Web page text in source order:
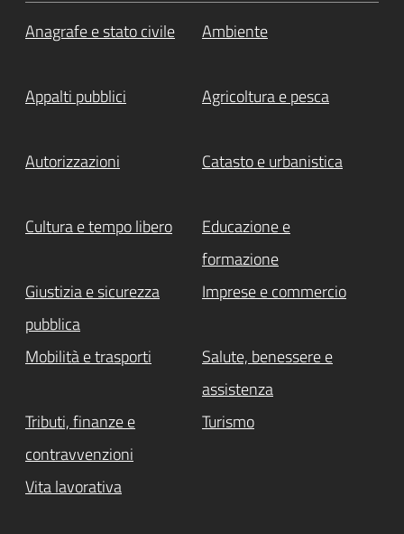
Anagrafe e stato civile Ambiente
Appalti pubblici Agricoltura e pesca
Autorizzazioni Catasto e urbanistica
Cultura e tempo libero
Educazione e
formazione
Giustizia e sicurezza
pubblica
Imprese e commercio
Mobilità e trasporti
Salute, benessere e
assistenza
Tributi, finanze e
contravvenzioni
Turismo
Vita lavorativa